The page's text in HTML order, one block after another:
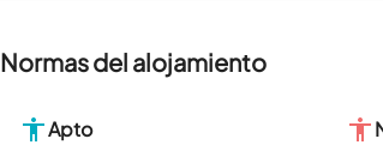
Normas del alojamiento
Apto